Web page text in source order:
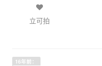
立可拍
16年前：